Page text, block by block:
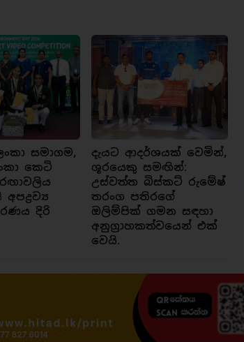
සමාගම,
කෙටි
දිරි
දැයට ආදර්ශයක් වෙමින්,
ශූරයෙකු සමඟින්:
උස්වත්ත බිස්කට් රුමේෂ්
තරංග පතිරගේ
ඔලිම්පික් ගමන සඳහා
අනුග්‍රාහකත්වයෙන් එක්
වෙයි.